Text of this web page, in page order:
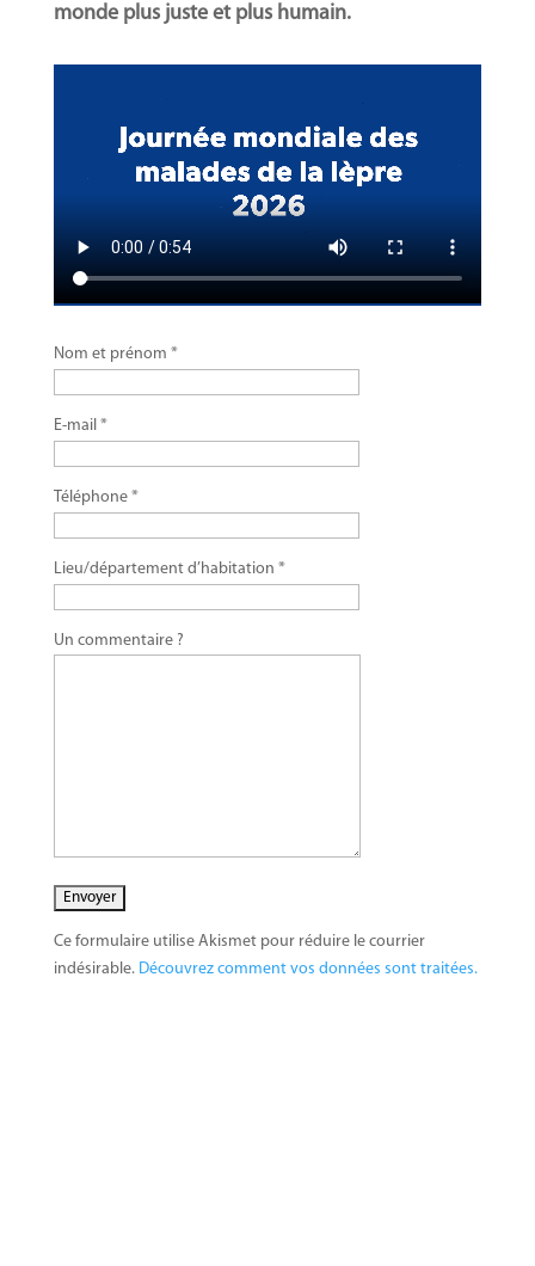
monde plus juste et plus humain.
Nom et prénom *
E-mail *
Téléphone *
Lieu/département d’habitation *
Un commentaire ?
Ce formulaire utilise Akismet pour réduire le courrier
indésirable. Découvrez comment vos données sont traitées.